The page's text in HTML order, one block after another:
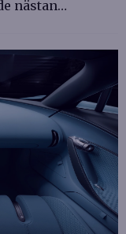
nästan…